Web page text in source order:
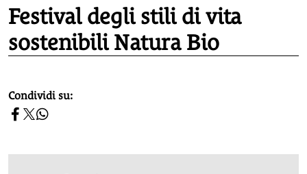
Festival degli stili di vita
sostenibili Natura Bio
homepage h2
Condividi su: